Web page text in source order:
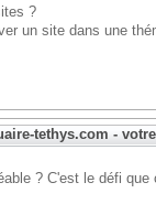
?
un site dans une
tethys.com -
? C'est le défi